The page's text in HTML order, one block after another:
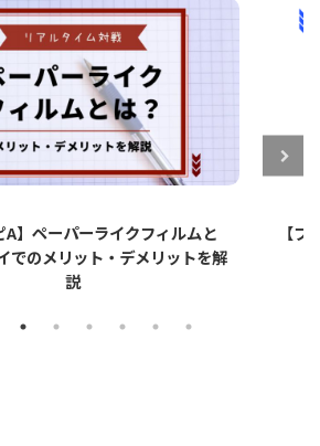
A】ペーパーライクフィルムと
でのメリット・デメリットを解
説
【